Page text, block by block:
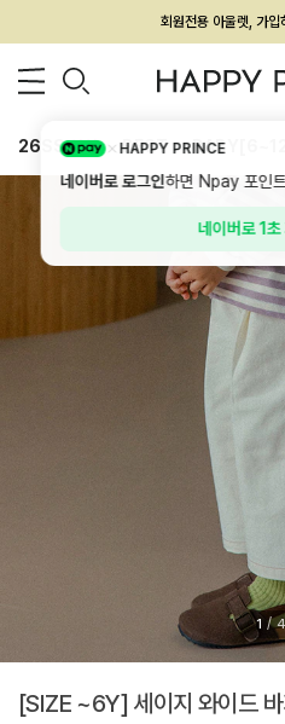
멤버십 최대
26SS 신상 BEST
1 / 4
[SIZE ~6Y] 세이지 와이드 바
HAPPY PRINCE
네이버로 로그인하면 Npay 포인
네이버로 1초